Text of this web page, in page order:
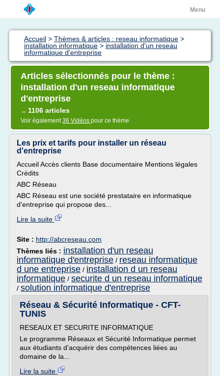
Menu
Accueil > Thèmes & articles : reseau informatique >
installation informatique > installation d'un reseau
informatique d'entreprise
Articles sélectionnés pour le thème :
installation d'un reseau informatique
d'entreprise
→ 1106 articles
Voir également36 Vidéos pour ce thème
Les prix et tarifs pour installer un réseau
d'entreprise
Accueil Accès clients Base documentaire Mentions légales
Crédits
ABC Réseau
ABC Réseau est une société prestataire en informatique
d'entreprise qui propose des...
Lire la suite
Site : http://abcreseau.com
Thèmes liés : installation d'un reseau
informatique d'entreprise / reseau informatique
d une entreprise / installation d un reseau
informatique / securite d un reseau informatique
/ solution informatique d'entreprise
Réseau & Sécurité Informatique - CFT-
TUNIS
RESEAUX ET SECURITE INFORMATIQUE
Le programme Réseaux et Sécurité Informatique permet
aux étudiants d'acquérir des compétences liées au
domaine de la...
Lire la suite